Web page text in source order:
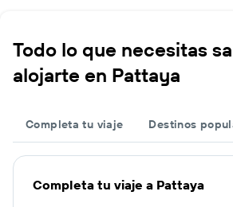
Todo lo que necesitas
alojarte en Pattaya
Completa tu viaje Destinos
Completa tu viaje a Pattaya